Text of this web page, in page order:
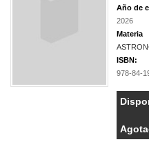
Año de
2026
Materia
ISBN:
978-84-